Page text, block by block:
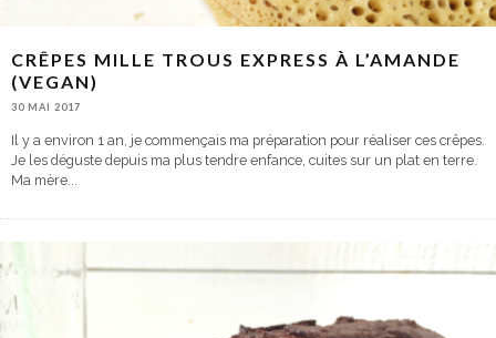
CRÊPES MILLE TROUS EXPRESS À L’AMANDE
(VEGAN)
30 MAI 2017
Il y a environ 1 an, je commençais ma préparation pour réaliser ces crêpes.
Je les déguste depuis ma plus tendre enfance, cuites sur un plat en terre.
Ma mère...